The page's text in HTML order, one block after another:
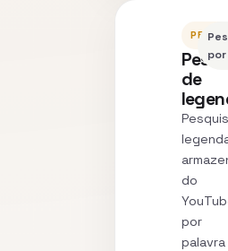
de
do
por
palavra